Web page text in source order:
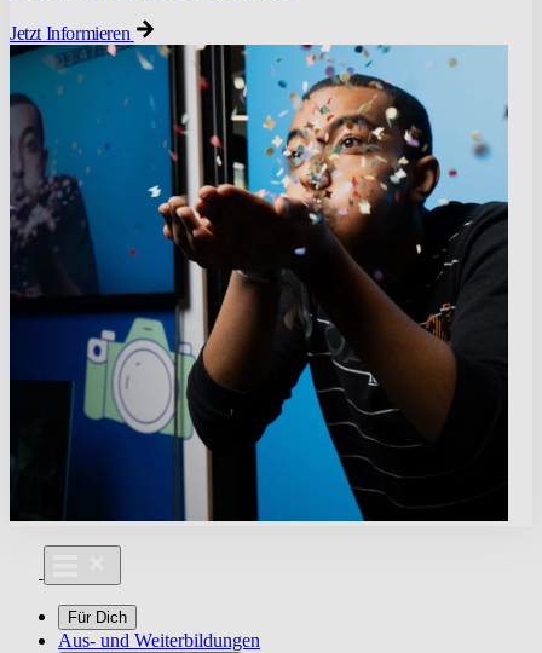
Jetzt Informieren
Für Dich
Aus- und Weiterbildungen